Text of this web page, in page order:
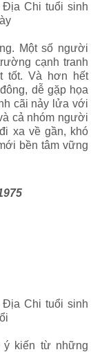
Địa Chi tuổi sinh
Một số người
cạnh tranh
tốt. Và hơn hết
dễ gặp họa
cãi nảy lửa với
cả nhóm người
xa về gần, khó
bền tâm vững
Địa Chi tuổi sinh
ý kiến từ những